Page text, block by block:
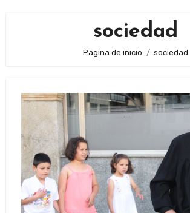
sociedad
Página de inicio sociedad